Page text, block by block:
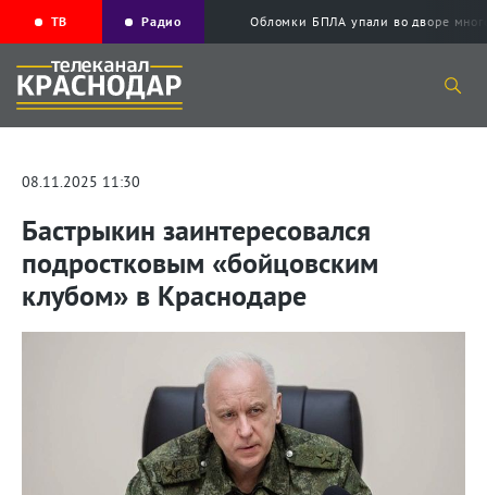
ТВ Радио Обломки БПЛА упали во дворе
08.11.2025 11:30
Бастрыкин заинтересовался
подростковым «бойцовским
клубом» в Краснодаре